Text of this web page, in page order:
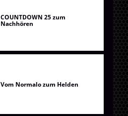
COUNTDOWN 25 zum
Nachhören
Vom Normalo zum Helden